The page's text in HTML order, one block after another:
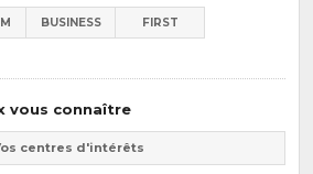
BUSINESS FIRST
vous connaître
centres d'intérêts